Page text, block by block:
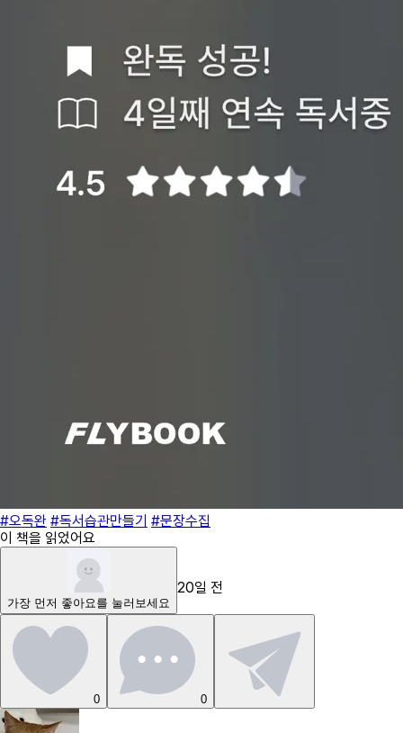
#오독완 #독서습관만들기 #문장수집
이 책을 읽었어요
가장 먼저 좋아요 를 눌러보세요
20일 전
0 0